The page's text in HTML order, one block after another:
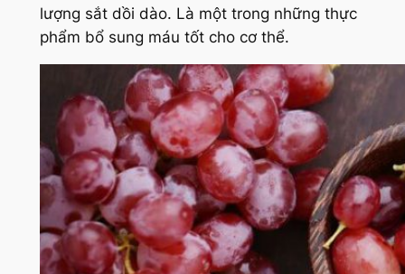
lượng sắt dồi dào. Là một trong những thực
phẩm bổ sung máu tốt cho cơ thể.